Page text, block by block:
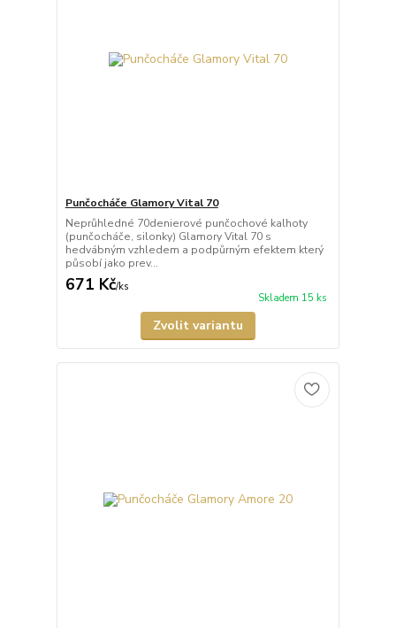
Punčocháče Glamory Vital 70
Neprůhledné 70denierové punčochové kalhoty
(punčocháče, silonky) Glamory Vital 70 s
hedvábným vzhledem a podpůrným efektem který
působí jako prev...
671 Kč/ks
Skladem 15 ks
Zvolit variantu